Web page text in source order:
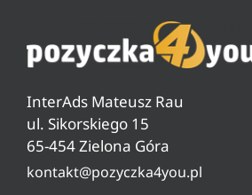
Jak sprawdzić zadłużenie w ZUS
Czyszczenie BIG, KRD, ERIF
Ranking darmowych pożyczek
Ranking pożyczek od 18 lat
Pytania i odpowiedzi
Ryzyko w pożyczaniu
Lista partnerów
Polityka prywatności
InterAds Mateusz Rau
ul. Sikorskiego 15
65-454 Zielona Góra
kontakt@pozyczka4you.pl